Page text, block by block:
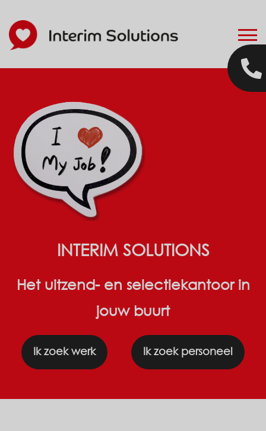
INTERIM SOLUTIONS
Het uitzend- en selectiekantoor in
jouw buurt
Ik zoek werk Ik zoek personeel